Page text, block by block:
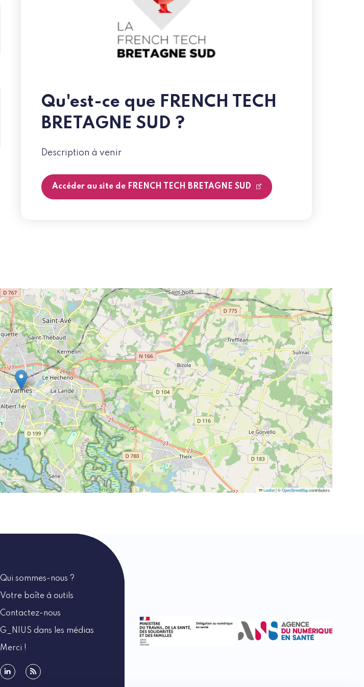
Qu'est-ce que FRENCH TECH
BRETAGNE SUD ?
Description à venir
Accéder au site de FRENCH TECH BRETAGNE SUD
Leaflet|©OpenStreetMapcontributors
Qui sommes-nous ?
Votre boîte à outils
Contactez-nous
G_NIUS dans les médias
Merci !